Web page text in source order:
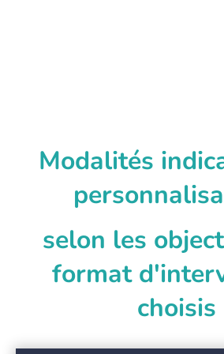
Modalités
selon les
format
choisis